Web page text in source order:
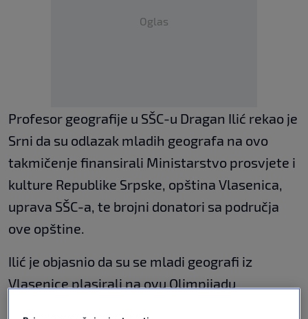
Oglas
Profesor geografije u SŠC-u Dragan Ilić rekao je
Srni da su odlazak mladih geografa na ovo
takmičenje finansirali Ministarstvo prosvjete i
kulture Republike Srpske, opština Vlasenica,
uprava SŠC-a, te brojni donatori sa područja
ove opštine.
Ilić je objasnio da su se mladi geografi iz
Vlasenice plasirali na ovu Olimpijadu